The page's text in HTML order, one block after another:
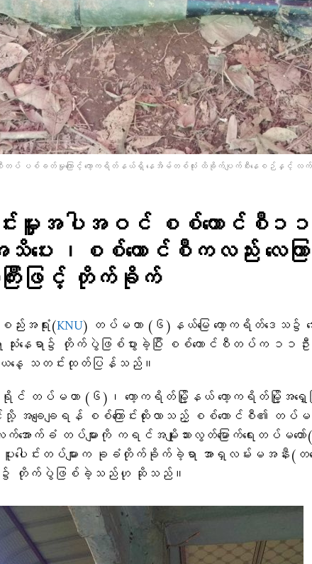
တပ် ပစ်ခတ်မှုကြောင့် ကော့ကရိတ်နယ်ရှိ နေအိမ်တစ်လုံး ထိခိုက်ပျက်စီးနေစဉ်နှင့် လက်နက်
မှူးအပါအဝင် စစ်ကောင်စီ၁၁
ပေး ၊စစ်ကောင်စီကလည်း‌ လေကြ
းဖြင့် တိုက်ခိုက်
ည်းအရုံး(KNU) တပ်မဟာ (၆)နယ်မြေ ကော့ကရိတ်ဒေသ၌ အ
းနေရာ၌ တိုက်ပွဲဖြစ်ပွားခဲ့ပြီး စစ်ကောင်စီတပ်က ၁၁ဦ
နေ့ သတင်းထုတ်ပြန်သည်။
ရိုင် တပ်မဟာ (၆)၊ ကော့ကရိတ်မြို့နယ် ကော့ကရိတ်မြို့အရှေ့
းသို့ အချေချရန် စစ်ကြောင်းထိုးလာသည့် စစ်ကောင်စီ​၏
က်ခံ တပ်များကို ကရင်အမျိုးသားလွတ်မြောက်ရေးတပ်မတော်
ေါင်းတပ်များက ခုခံတိုက်ခိုက်ခဲ့ရာ အာရှလမ်းမအနီး(တန
ာ၌ တိုက်ပွဲဖြစ်ခဲ့သည်ဟု ဆိုသည်။